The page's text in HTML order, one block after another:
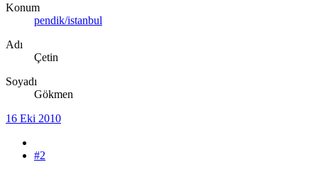
Konum
pendik/istanbul
Adı
Çetin
Soyadı
Gökmen
16 Eki 2010
#2